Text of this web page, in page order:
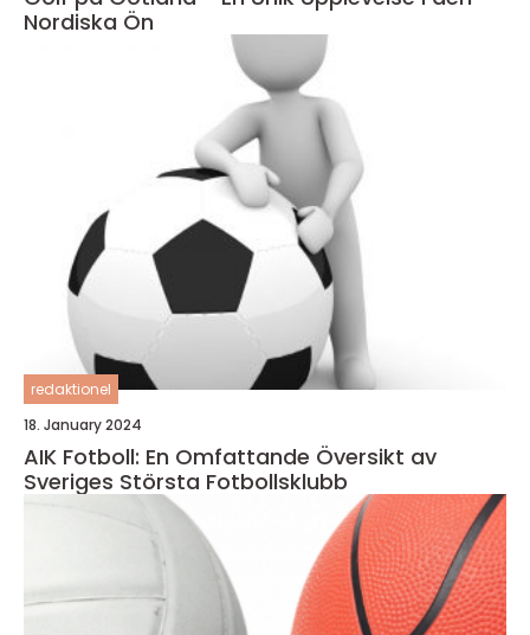
Nordiska Ön
redaktionel
18. January 2024
AIK Fotboll: En Omfattande Översikt av
Sveriges Största Fotbollsklubb